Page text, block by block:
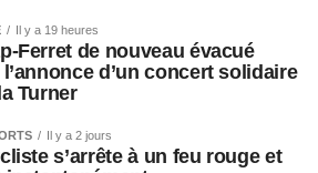
Il y a 19 heures
Ferret de nouveau évacué
d’un concert solidaire
Turner
Il y a 2 jours
s’arrête à un feu rouge et